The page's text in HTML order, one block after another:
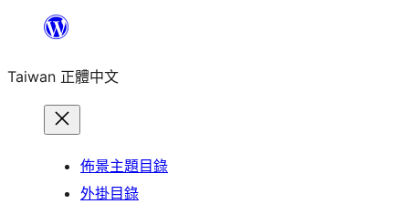
主
Taiwan 正體中文
佈景主題目錄
外掛目錄